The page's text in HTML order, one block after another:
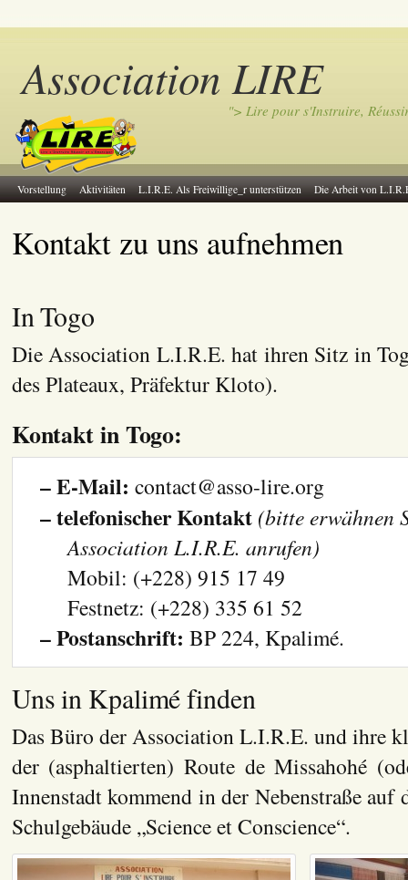
Vorstellung Aktivitäten L.I.R.E. Als Freiwillige_r unterstützen Die Arbeit von
Association LIRE
"> Lire pour s'Instruire,
Kontakt zu uns aufnehmen
In Togo
Die Association L.I.R.E. hat ihren Sitz in
des Plateaux, Präfektur Kloto).
Kontakt in Togo:
– E-Mail: contact@asso-lire.org
– telefonischer Kontakt (bitte erwähnen
Association L.I.R.E. anrufen)
Mobil: (+228) 915 17 49
Festnetz: (+228) 335 61 52
– Postanschrift: BP 224, Kpalimé.
Uns in Kpalimé finden
Das Büro der Association L.I.R.E. und ihre
der (asphaltierten) Route de Missahohé
Innenstadt kommend in der Nebenstraße
Schulgebäude „Science et Conscience“.